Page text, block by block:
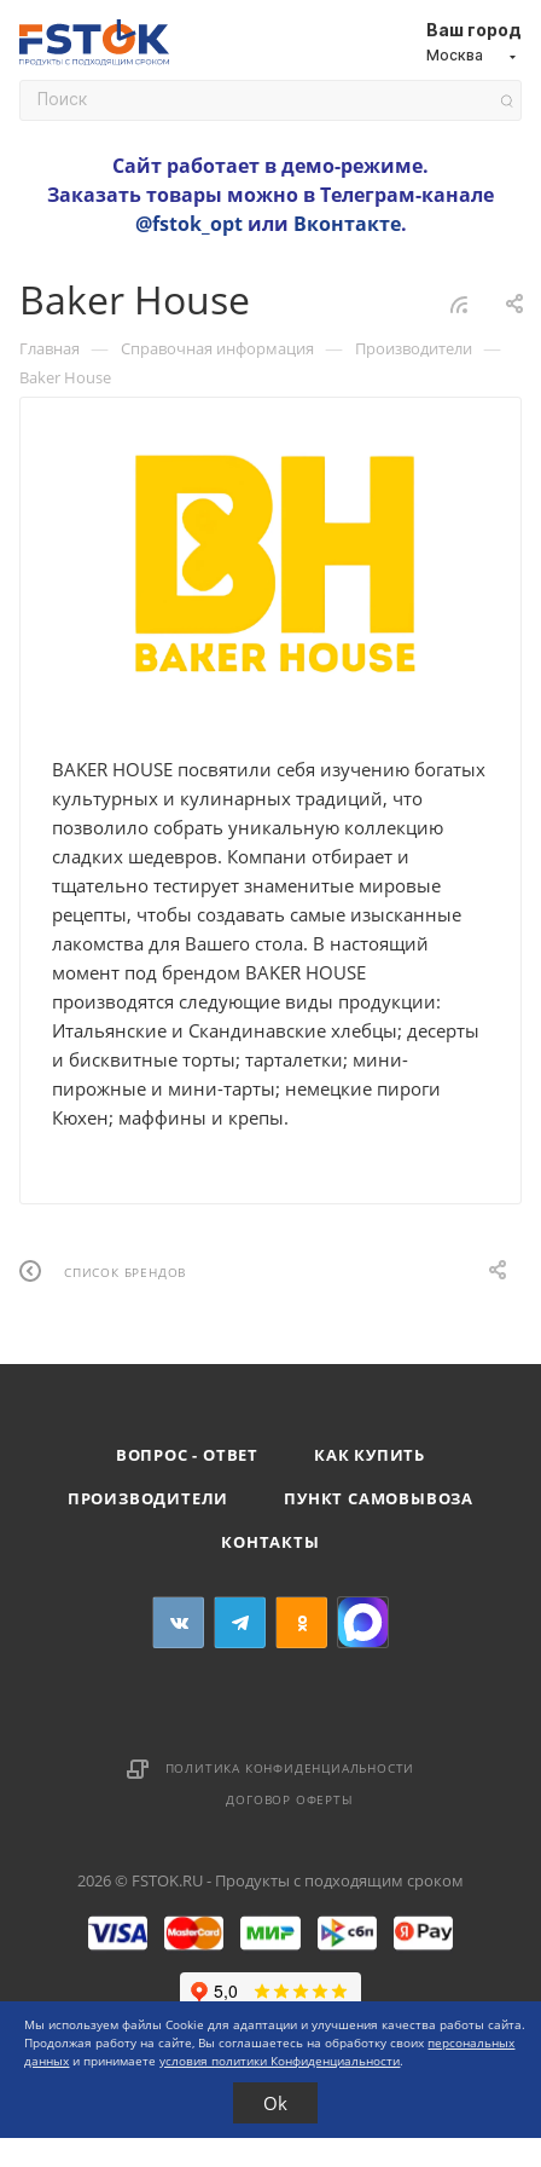
Ваш город
Москва
Сайт работает в демо-режиме.
Заказать товары можно в Телеграм-канале
@fstok_optили Вконтакте.
Baker House
Главная — Справочная информация — Производители —
Baker House
BAKER HOUSE посвятили себя изучению богатых
культурных и кулинарных традиций, что
позволило собрать уникальную коллекцию
сладких шедевров. Компани отбирает и
тщательно тестирует знаменитые мировые
рецепты, чтобы создавать самые изысканные
лакомства для Вашего стола. В настоящий
момент под брендом BAKER HOUSE
производятся следующие виды продукции:
Итальянские и Скандинавские хлебцы; десерты
и бисквитные торты; тарталетки; мини-
пирожные и мини-тарты; немецкие пироги
Кюхен; маффины и крепы.
СПИСОК БРЕНДОВ
ВОПРОС - ОТВЕТ
КАК КУПИТЬ
ПРОИЗВОДИТЕЛИ
ПУНКТ САМОВЫВОЗА
КОНТАКТЫ
ПОЛИТИКА КОНФИДЕНЦИАЛЬНОСТИ
ДОГОВОР ОФЕРТЫ
2026 © FSTOK.RU - Продукты с подходящим сроком
Мы используем файлы Cookie для адаптации и улучшения качества работы сайта.
Продолжая работу на сайте, Вы соглашаетесь на обработку своихперсональных
данных и принимаетеусловия политики Конфиденциальности.
Ok